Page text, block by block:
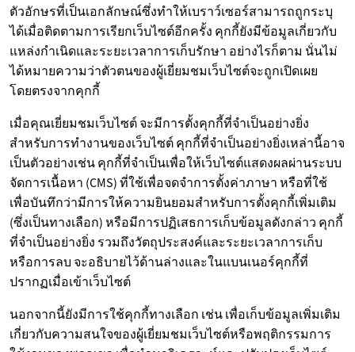
ตัวอักษรที่เป็นเอกลักษณ์ซึ่งทำให้เบราว์เซอร์สามารถถูกระบุ
ได้เมื่อติดตามการเรียกเว็บไซต์อีกครั้ง คุกกี้ยังมีข้อมูลเกี่ยวกับ
แหล่งกำเนิดและระยะเวลาการเก็บรักษา อย่างไรก็ตาม นั่นไม่
ได้หมายความว่าตัวตนของผู้เยี่ยมชมเว็บไซต์จะถูกเปิดเผย
โดยตรงจากคุกกี้
เมื่อคุณเยี่ยมชมเว็บไซต์ จะมีการตั้งคุกกี้ที่จำเป็นอย่างยิ่ง
สำหรับการทำงานของเว็บไซต์ คุกกี้ที่จำเป็นอย่างยิ่งเหล่านี้อาจ
เป็นตัวอย่างเช่น คุกกี้ที่จำเป็นเพื่อให้เว็บไซต์แสดงผลผ่านระบบ
จัดการเนื้อหา (CMS) ที่ใช้เพื่อจดจำการตั้งค่าภาษา หรือที่ใช้
เพื่อบันทึกว่ามีการให้ความยินยอมสำหรับการตั้งคุกกี้เพิ่มเติม
(ซึ่งเป็นทางเลือก) หรือมีการปฏิเสธการเก็บข้อมูลดังกล่าว คุกกี้
ที่จำเป็นอย่างยิ่ง รวมถึงวัตถุประสงค์และระยะเวลาการเก็บ
หรือการลบ จะอธิบายไว้ด้านล่างและในแบนเนอร์คุกกี้ที่
ปรากฏเมื่อเข้าเว็บไซต์
นอกจากนี้ยังมีการใช้คุกกี้ทางเลือก เช่น เพื่อเก็บข้อมูลเพิ่มเติม
เกี่ยวกับความสนใจของผู้เยี่ยมชมเว็บไซต์หรือพฤติกรรมการ